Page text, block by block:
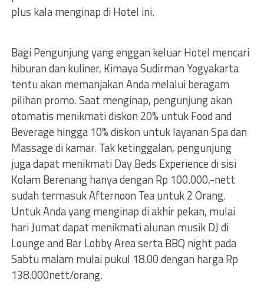
plus kala menginap di Hotel ini.
Bagi Pengunjung yang enggan keluar Hotel mencari
hiburan dan kuliner, Kimaya Sudirman Yogyakarta
tentu akan memanjakan Anda melalui beragam
pilihan promo. Saat menginap, pengunjung akan
otomatis menikmati diskon 20% untuk Food and
Beverage hingga 10% diskon untuk layanan Spa dan
Massage di kamar. Tak ketinggalan, pengunjung
juga dapat menikmati Day Beds Experience di sisi
Kolam Berenang hanya dengan Rp 100.000,-nett
sudah termasuk Afternoon Tea untuk 2 Orang.
Untuk Anda yang menginap di akhir pekan, mulai
hari Jumat dapat menikmati alunan musik DJ di
Lounge and Bar Lobby Area serta BBQ night pada
Sabtu malam mulai pukul 18.00 dengan harga Rp
138.000nett/orang.